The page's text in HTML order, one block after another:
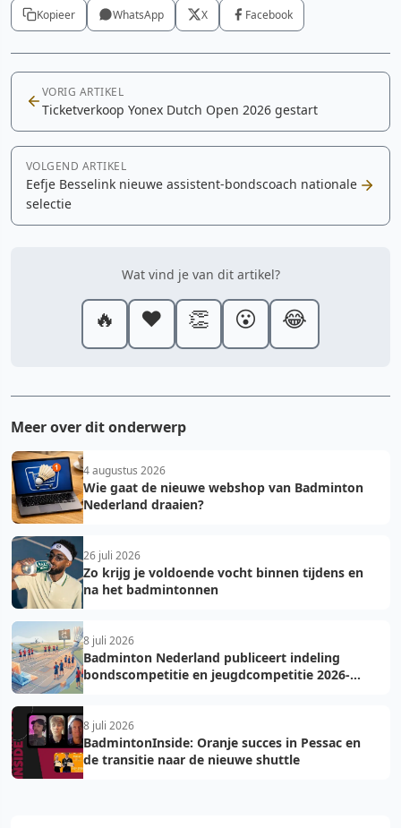
Kopieer WhatsApp X Facebook
VORIG ARTIKEL
Ticketverkoop Yonex Dutch Open 2026 gestart
VOLGEND ARTIKEL
Eefje Besselink nieuwe assistent-bondscoach nationale
selectie
Wat vind je van dit artikel?
🔥 ❤️ 👏 😮 😂
Meer over dit onderwerp
4 augustus 2026
Wie gaat de nieuwe webshop van Badminton
Nederland draaien?
26 juli 2026
Zo krijg je voldoende vocht binnen tijdens en
na het badmintonnen
8 juli 2026
Badminton Nederland publiceert indeling
bondscompetitie en jeugdcompetitie 2026-
8 juli 2026
BadmintonInside: Oranje succes in Pessac en
de transitie naar de nieuwe shuttle